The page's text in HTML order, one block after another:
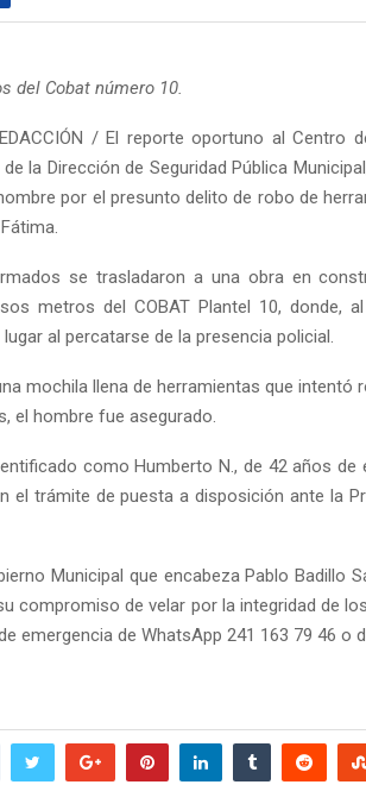
del Cobat número 10.
/ El reporte oportuno al Centro
la Dirección de Seguridad Pública
por el presunto delito de robo de
se trasladaron a una obra en
metros del COBAT Plantel 10, donde,
al percatarse de la presencia policial.
mochila llena de herramientas que intentó
el hombre fue asegurado.
como Humberto N., de 42 años de
el trámite de puesta a disposición ante la
Municipal que encabeza Pablo Badillo
compromiso de velar por la integridad de
emergencia de WhatsApp 241 163 79 46 o